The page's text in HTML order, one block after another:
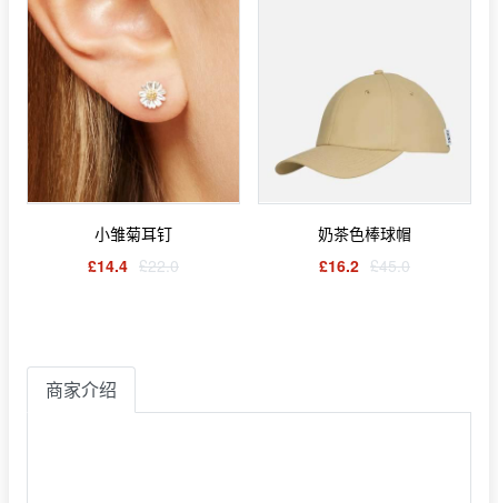
小雏菊耳钉
£14.4 £22.0
奶茶色棒球帽
£16.2 £45.0
商家介绍